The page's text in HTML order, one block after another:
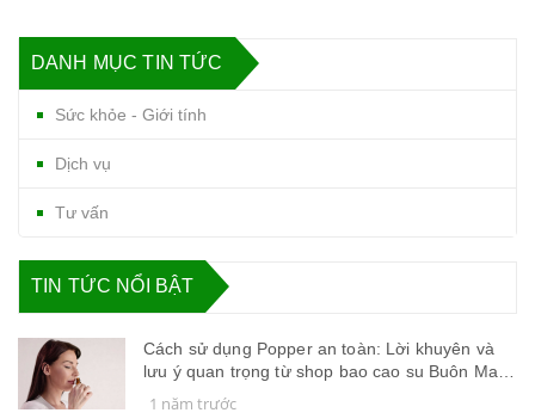
DANH MỤC TIN TỨC
Sức khỏe - Giới tính
Dịch vụ
Tư vấn
TIN TỨC NỔI BẬT
Cách sử dụng Popper an toàn: Lời khuyên và
lưu ý quan trọng từ shop bao cao su Buôn Ma
Thuột - Đắk Lắk
1 năm trước